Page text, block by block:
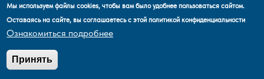
Рассчитать стоимость
Мы используем файлы cookies, чтобы вам было удобнее пользоваться сайтом.
Оставаясь на сайте, вы соглашаетесь с этой политикой конфиденциальности
Ознакомиться подробнее
ПринятьОТПРАВИМ ПОДАРОК ЗА 5 ВОПРОСОВ
«Эксклюзивный каталог видео и фото»